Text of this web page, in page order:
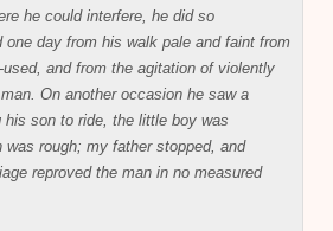
he could interfere, he did so
one day from his walk pale and faint from
and from the agitation of violently
On another occasion he saw a
his son to ride, the little boy was
was rough; my father stopped, and
reproved the man in no measured